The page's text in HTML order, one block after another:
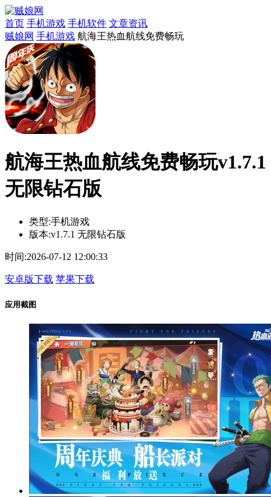
首页 手机游戏 手机软件 文章资讯
贼娘网 手机游戏 航海王热血航线免费畅玩
航海王热血航线免费畅玩v1.7.1
无限钻石版
类型:手机游戏
版本:v1.7.1 无限钻石版
时间:2026-07-12 12:00:33
安卓版下载 苹果下载
应用截图